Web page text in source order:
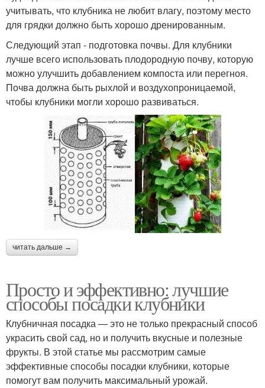
учитывать, что клубника не любит влагу, поэтому место
для грядки должно быть хорошо дренированным.
Следующий этап - подготовка почвы. Для клубники
лучше всего использовать плодородную почву, которую
можно улучшить добавлением компоста или перегноя.
Почва должна быть рыхлой и воздухопроницаемой,
чтобы клубники могли хорошо развиваться.
читать дальше →
Просто и эффективно: лучшие
способы посадки клубники
Клубничная посадка — это не только прекрасный способ
украсить свой сад, но и получить вкусные и полезные
фрукты. В этой статье мы рассмотрим самые
эффективные способы посадки клубники, которые
помогут вам получить максимальный урожай.